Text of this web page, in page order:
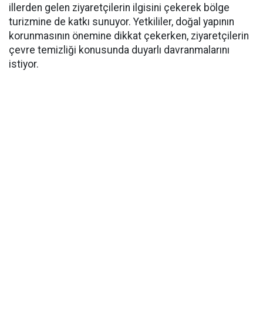
illerden gelen ziyaretçilerin ilgisini çekerek bölge
turizmine de katkı sunuyor. Yetkililer, doğal yapının
korunmasının önemine dikkat çekerken, ziyaretçilerin
çevre temizliği konusunda duyarlı davranmalarını
istiyor.